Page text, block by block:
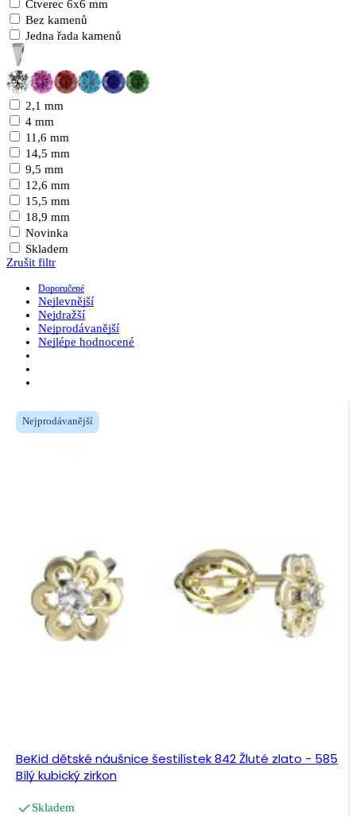
Čtverec 6x6 mm
Bez kamenů
Jedna řada kamenů
2,1 mm
4 mm
11,6 mm
14,5 mm
9,5 mm
12,6 mm
15,5 mm
18,9 mm
Novinka
Skladem
Zrušit filtr
Doporučené
Nejlevnější
Nejdražší
Nejprodávanější
Nejlépe hodnocené
Nejprodávanější
BeKid dětské náušnice šestilístek 842 Žluté zlato - 585
Bílý kubický zirkon
Skladem